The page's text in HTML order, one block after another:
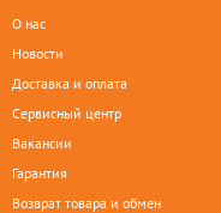
О нас
Новости
Доставка и оплата
Сервисный центр
Вакансии
Гарантия
Возврат товара и обмен